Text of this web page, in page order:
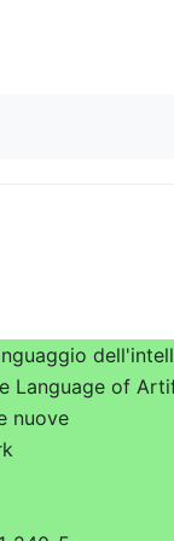
Language of
nuove